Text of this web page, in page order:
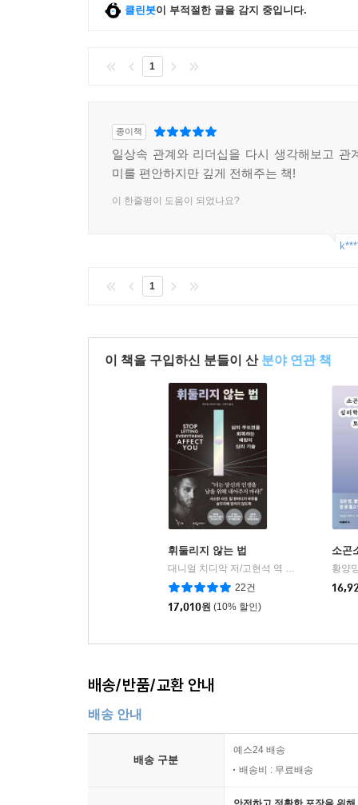
관계에 상처받았지만 다시 사람을 사랑하고 싶은
· 이 책의 특징
· 심리학과 실제 삶의 경험을 접목한 공감형 리더
· 관계, 소통, 행복, 자기신뢰, 루틴 등 삶의 핵심
· 각 장 마지막마다 독자가 직접 삶을 돌아볼 수 있
· 강연 현장에서 만난 실제 사람들의 이야기와 진
클린봇이 부적절한 글을 감지 중입니다.
1
종이책
일상속 관계와 리더십을 다시 생각해보고 관
미를 편안하지만 깊게 전해주는 책!
이 한줄평이 도움이 되었나요?
1
이 책을 구입하신 분들이 산 분야 연관 책
휘둘리지 않는 법
대니얼 치디악 저/고현석 역 | 웅진지식하우스
22건
17,010원 (10% 할인)
소곤
황양
배송/반품/교환 안내
배송 안내
배송 구분
예스24 배송
배송비 : 무료배송